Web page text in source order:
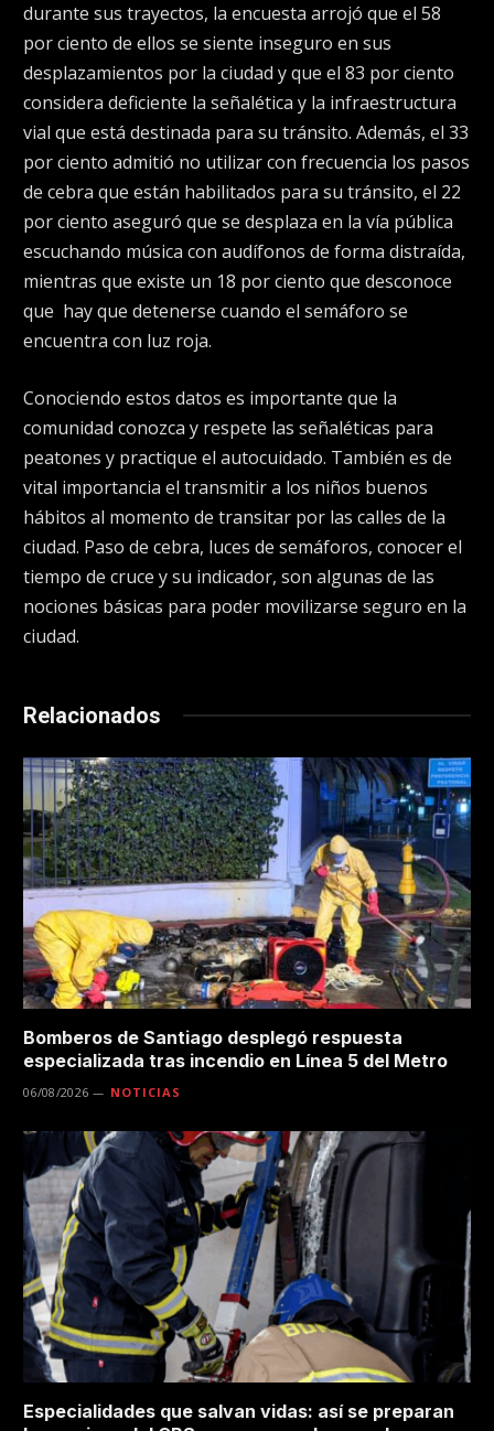
durante sus trayectos, la encuesta arrojó que el 58
por ciento de ellos se siente inseguro en sus
desplazamientos por la ciudad y que el 83 por ciento
considera deficiente la señalética y la infraestructura
vial que está destinada para su tránsito. Además, el 33
por ciento admitió no utilizar con frecuencia los pasos
de cebra que están habilitados para su tránsito, el 22
por ciento aseguró que se desplaza en la vía pública
escuchando música con audífonos de forma distraída,
mientras que existe un 18 por ciento que desconoce
que hay que detenerse cuando el semáforo se
encuentra con luz roja.
Conociendo estos datos es importante que la
comunidad conozca y respete las señaléticas para
peatones y practique el autocuidado. También es de
vital importancia el transmitir a los niños buenos
hábitos al momento de transitar por las calles de la
ciudad. Paso de cebra, luces de semáforos, conocer el
tiempo de cruce y su indicador, son algunas de las
nociones básicas para poder movilizarse seguro en la
ciudad.
Relacionados
Bomberos de Santiago desplegó respuesta
especializada tras incendio en Línea 5 del Metro
06/08/2026 NOTICIAS
Especialidades que salvan vidas: así se preparan